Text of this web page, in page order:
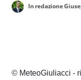
In redazione
© MeteoGiuliacci -